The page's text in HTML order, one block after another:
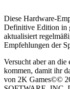
Diese Hardware-
Definitive Edition in
aktualisiert
Empfehlungen der
Versucht aber an die
kommen, damit ihr
von 2K Games©©